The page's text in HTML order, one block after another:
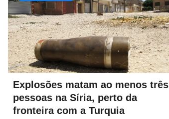
Explosões matam ao menos três
pessoas na Síria, perto da
fronteira com a Turquia